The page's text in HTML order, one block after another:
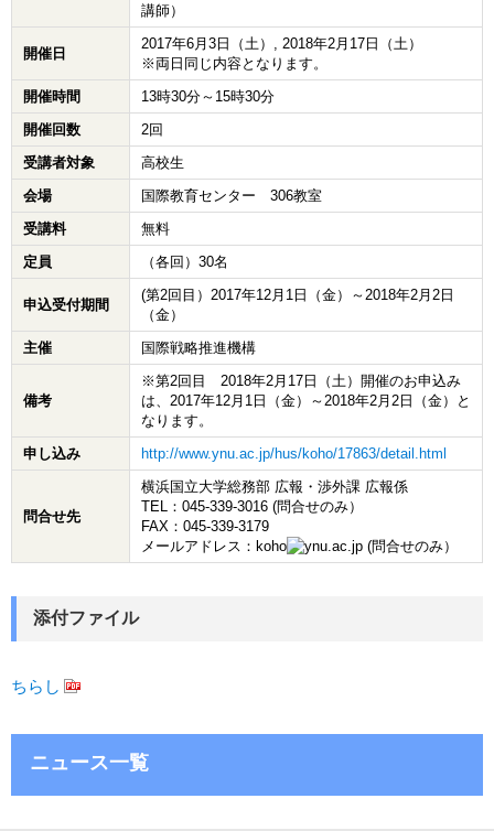
講師）
開催日
2017年6月3日（土）, 2018年2月17日（土）
※両日同じ内容となります。
開催時間
13時30分～15時30分
開催回数
2回
受講者対象
高校生
会場
国際教育センター 306教室
受講料
無料
定員
（各回）30名
申込受付期間
(第2回目）2017年12月1日（金）～2018年2月2日
（金）
主催
国際戦略推進機構
備考
※第2回目 2018年2月17日（土）開催のお申込み
は、2017年12月1日（金）～2018年2月2日（金）と
なります。
申し込み
http://www.ynu.ac.jp/hus/koho/17863/detail.html
問合せ先
横浜国立大学総務部 広報・渉外課 広報係
TEL：045-339-3016 (問合せのみ）
FAX：045-339-3179
メールアドレス：koho
ynu.ac.jp (問合せのみ）
添付ファイル
ちらし
ニュース一覧